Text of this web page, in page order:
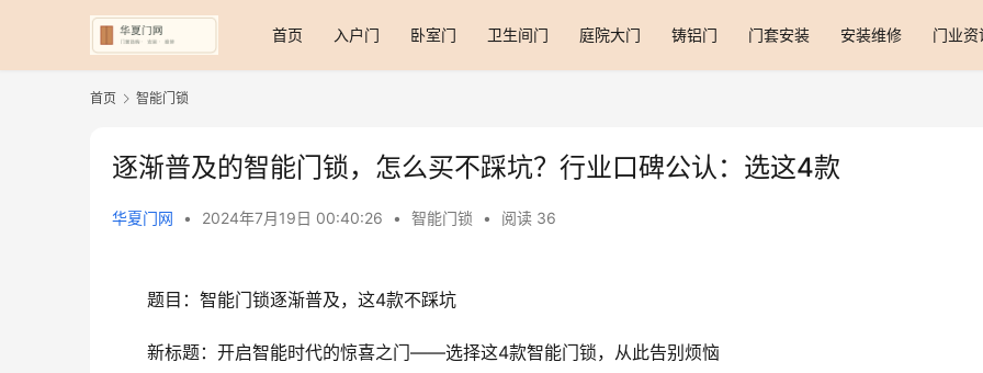
首页 入户门 卧室门 卫生间门 庭院大门 铸铝门 门套安装 安装维修 门业资
首页 智能门锁
逐渐普及的智能门锁，怎么买不踩坑？行业口碑公认：选这4款
华夏门网 • 2024年7月19日 00:40:26 • 智能门锁 • 阅读 36
题目：智能门锁逐渐普及，这4款不踩坑
新标题：开启智能时代的惊喜之门——选择这4款智能门锁，从此告别烦恼